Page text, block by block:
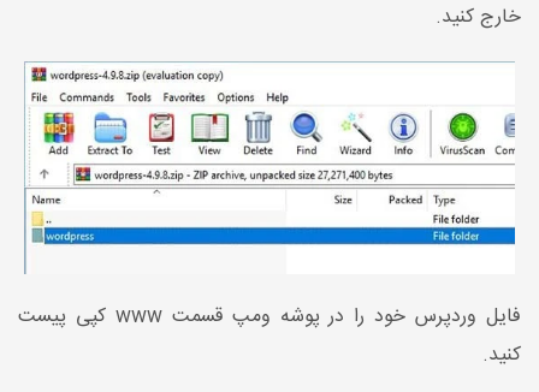
خارج کنید.
فایل وردپرس خود را در پوشه ومپ قسمت www کپی پیست
کنید.